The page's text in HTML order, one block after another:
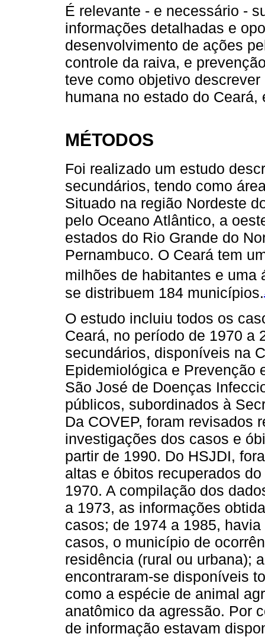
É relevante - e necessário -
informações detalhadas e
desenvolvimento de ações
controle da raiva, e
teve como objetivo
humana no estado do Ceará,
MÉTODOS
Foi realizado um estudo
secundários, tendo como
Situado na região Nordeste
pelo Oceano Atlântico, a
estados do Rio Grande do
Pernambuco. O Ceará tem
milhões de habitantes e uma
se distribuem 184 municípios.
O estudo incluiu todos os
Ceará, no período de 1970 a
secundários, disponíveis na
Epidemiológica e Prevenção
São José de Doenças
públicos, subordinados à
Da COVEP, foram revisados
investigações dos casos e
partir de 1990. Do HSJDI,
altas e óbitos recuperados
1970. A compilação dos
a 1973, as informações
casos; de 1974 a 1985,
casos, o município de
residência (rural ou urbana);
encontraram-se disponíveis
como a espécie de animal
anatômico da agressão. Por
de informação estavam